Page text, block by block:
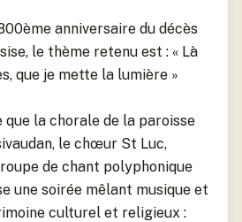
anniversaire du décès
le thème retenu est : « Là
que je mette la lumière »
que la chorale de la paroisse
le chœur St Luc,
de chant polyphonique
une soirée mêlant musique et
culturel et religieux :